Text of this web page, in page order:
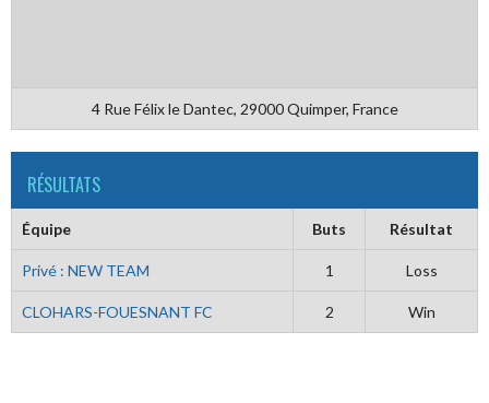
4 Rue Félix le Dantec, 29000 Quimper, France
RÉSULTATS
Équipe Buts Résultat
Privé : NEW TEAM 1 Loss
CLOHARS-FOUESNANT FC 2 Win